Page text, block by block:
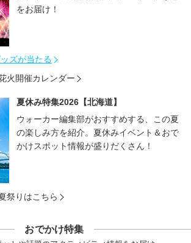
をお届け！
ズが当たる
火開催カレンダー
夏休み特集2026【北海道】
ウォーカー編集部がおすすめする、この夏
の楽しみ方を紹介。夏休みイベント＆おで
かけスポット情報が盛りだくさん！
祭りはこちら
おでかけ特集